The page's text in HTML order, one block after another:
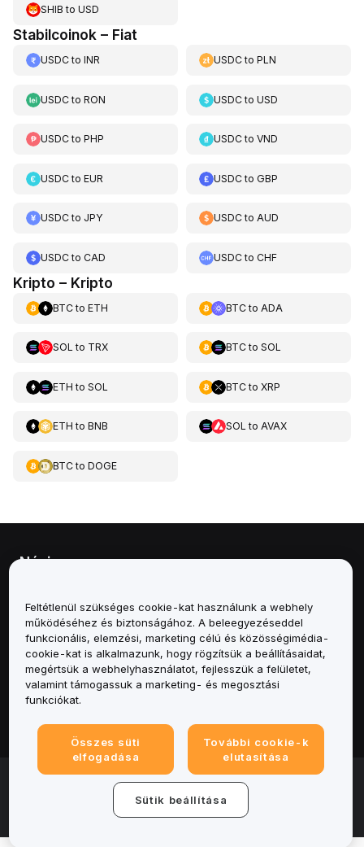
SHIB to USD
Stabilcoinok – Fiat
USDCto INR USDCtoPLN
USDCto RON USDCtoUSD
USDCto PHP USDCtoVND
USDCto EUR USDCtoGBP
USDCto JPY USDCtoAUD
USDCto CAD USDCtoCHF
Kripto – Kripto
BTCto ETH BTCto ADA
SOL to TRX BTCto SOL
ETH to SOL BTCto XRP
ETH to BNB SOL to AVAX
BTCto DOGE
Névjegy
Szolgáltatások
Támogatás
Termékek
© 2025-2026 Bybit.eu. All rights reserved.
Általános szerződési feltételek | Adatvédelmi
Impresszum Cookie-beállításközpont
Feltétlenül szükséges cookie-kat használunk a webhely
működéséhez és biztonságához. A beleegyezéseddel
funkcionális, elemzési, marketing célú és közösségimédia-
cookie-kat is alkalmazunk, hogy rögzítsük a beállításaidat,
megértsük a webhelyhasználatot, fejlesszük a felületet,
valamint támogassuk a marketing- és megosztási
funkciókat.
Összes süti
elfogadása
További cookie-k
elutasítása
Sütik beállítása